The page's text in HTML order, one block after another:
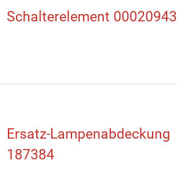
Schalterelement 00020943
Ersatz-Lampenabdeckung
187384